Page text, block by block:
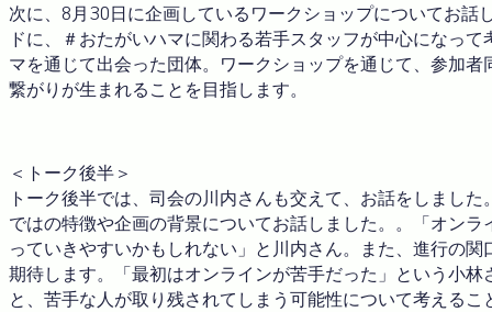
次に、8月30日に企画しているワークショップについてお
ドに、＃おたがいハマに関わる若手スタッフが中心になっ
マを通じて出会った団体。ワークショップを通じて、参加
繋がりが生まれることを目指します。
＜トーク後半＞
トーク後半では、司会の川内さんも交えて、お話をしまし
ではの特徴や企画の背景についてお話しました。。「オン
っていきやすいかもしれない」と川内さん。また、進行の
期待します。「最初はオンラインが苦手だった」という小
と、苦手な人が取り残されてしまう可能性について考える